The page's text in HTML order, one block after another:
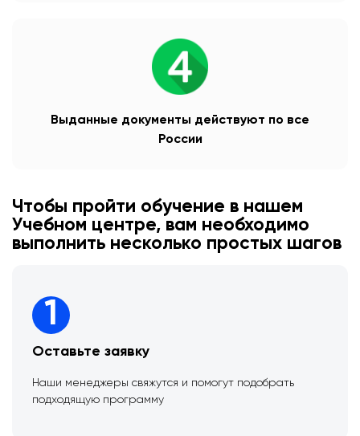
Выданные документы действуют по все
России
Чтобы пройти обучение в нашем
Учебном центре, вам необходимо
выполнить несколько простых шагов
1
Оставьте заявку
Наши менеджеры свяжутся и помогут подобрать
подходящую программу